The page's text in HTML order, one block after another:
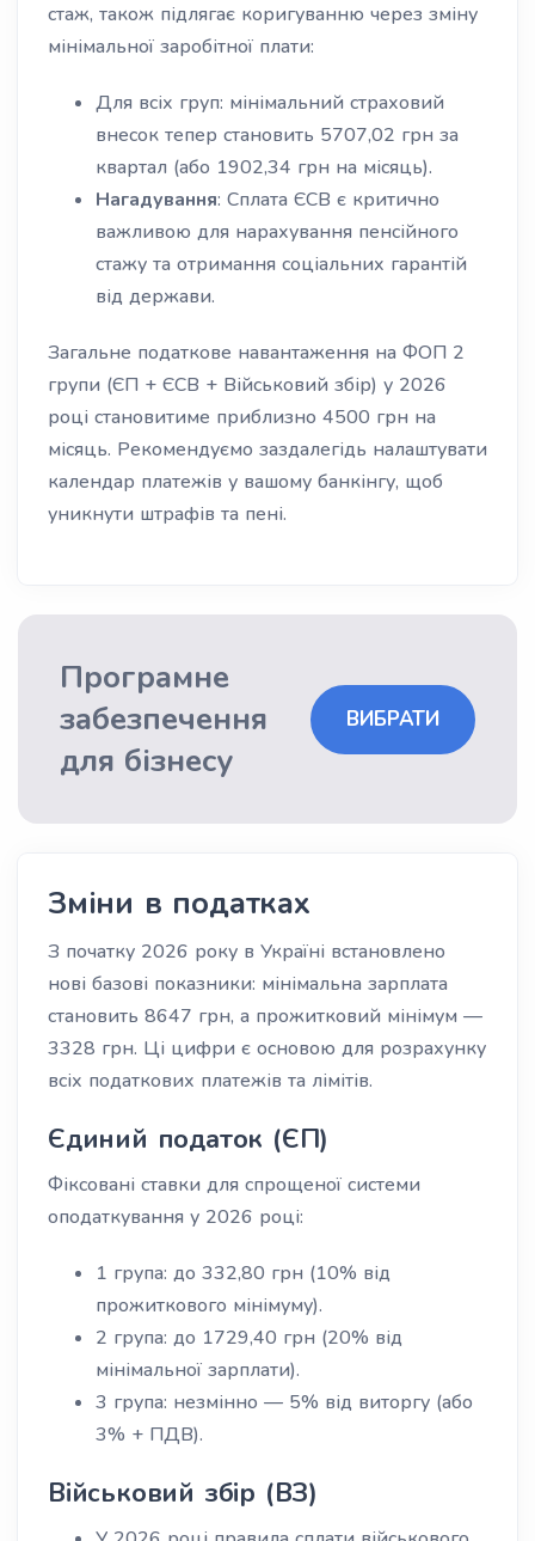
стаж, також підлягає коригуванню через зміну
мінімальної заробітної плати:
Для всіх груп: мінімальний страховий
внесок тепер становить 5707,02 грн за
квартал (або 1902,34 грн на місяць).
Нагадування: Сплата ЄСВ є критично
важливою для нарахування пенсійного
стажу та отримання соціальних гарантій
від держави.
Загальне податкове навантаження на ФОП 2
групи (ЄП + ЄСВ + Військовий збір) у 2026
році становитиме приблизно 4500 грн на
місяць. Рекомендуємо заздалегідь налаштувати
календар платежів у вашому банкінгу, щоб
уникнути штрафів та пені.
Програмне
забезпечення
для бізнесу
ВИБРАТИ
Зміни в податках
З початку 2026 року в Україні встановлено
нові базові показники: мінімальна зарплата
становить 8647 грн, а прожитковий мінімум —
3328 грн. Ці цифри є основою для розрахунку
всіх податкових платежів та лімітів.
Єдиний податок (ЄП)
Фіксовані ставки для спрощеної системи
оподаткування у 2026 році:
1 група: до 332,80 грн (10% від
прожиткового мінімуму).
2 група: до 1729,40 грн (20% від
мінімальної зарплати).
3 група: незмінно — 5% від виторгу (або
3% + ПДВ).
Військовий збір (ВЗ)